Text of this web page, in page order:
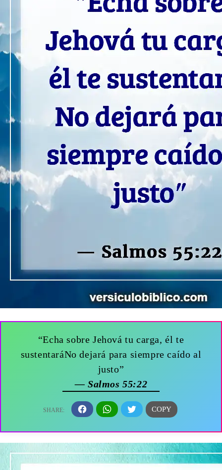
“Echa sobre Jehová tu carga, él te
sustentaráNo dejará para siempre caído al
justo”
— Salmos 55:22